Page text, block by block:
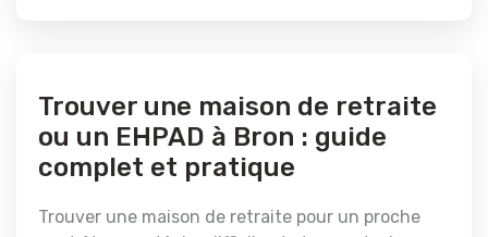
Trouver une maison de retraite
ou un EHPAD à Bron : guide
complet et pratique
Trouver une maison de retraite pour un proche